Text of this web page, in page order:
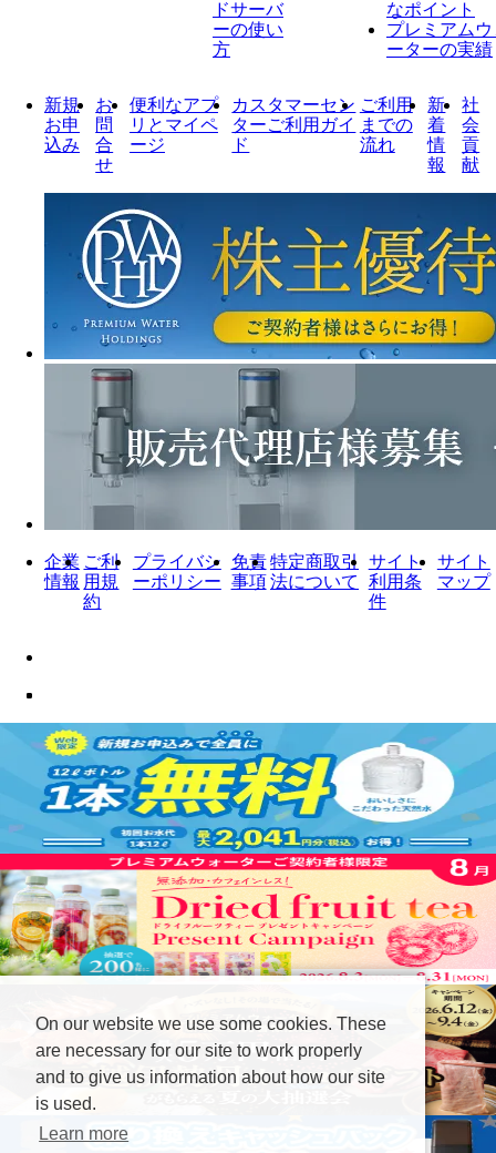
ドサーバ
ーの使い
方
なポイント
プレミアムウ
ーターの実績
新規
お申
込み
お
問
合
せ
便利なアプ
リとマイペ
ージ
カスタマーセン
ターご利用ガイ
ド
ご利用
までの
流れ
新
着
情
報
社
会
貢
献
企業
情報
ご利
用規
約
プライバシ
ーポリシー
免責
事項
特定商取引
法について
サイト
利用条
件
サイト
マップ
On our website we use some cookies. These
are necessary for our site to work properly
and to give us information about how our site
is used.
Learn more